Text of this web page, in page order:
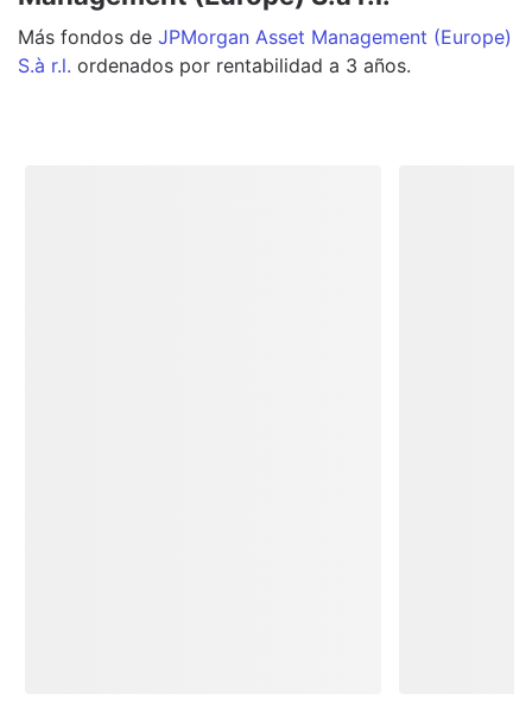
Más fondos de JPMorgan Asset Management (Europe)
S.à r.l. ordenados por rentabilidad a 3 años.